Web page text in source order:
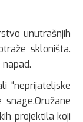
unutrašnjih
skloništa.
“neprijateljske
projektila koji